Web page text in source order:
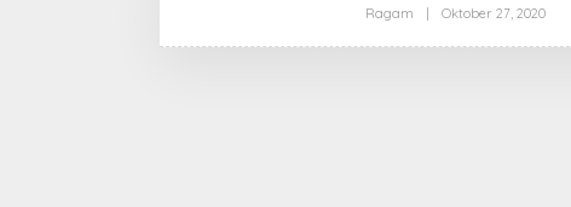
Ragam Oktober 27, 2020Oleh
KPK